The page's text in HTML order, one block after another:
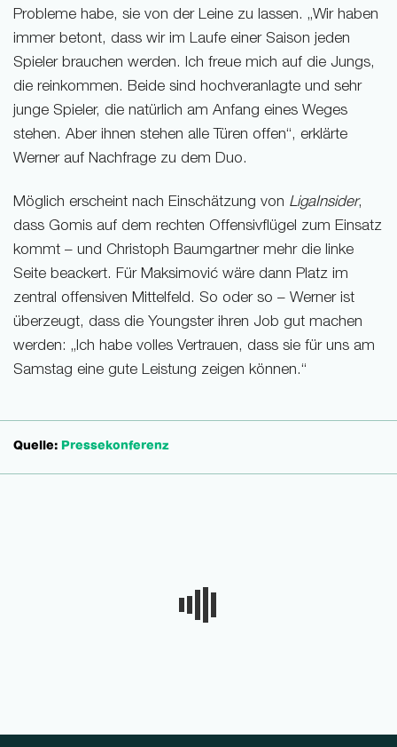
Probleme habe, sie von der Leine zu lassen. „Wir haben
immer betont, dass wir im Laufe einer Saison jeden
Spieler brauchen werden. Ich freue mich auf die Jungs,
die reinkommen. Beide sind hochveranlagte und sehr
junge Spieler, die natürlich am Anfang eines Weges
stehen. Aber ihnen stehen alle Türen offen“, erklärte
Werner auf Nachfrage zu dem Duo.
Möglich erscheint nach Einschätzung von LigaInsider,
dass Gomis auf dem rechten Offensivflügel zum Einsatz
kommt – und Christoph Baumgartner mehr die linke
Seite beackert. Für Maksimović wäre dann Platz im
zentral offensiven Mittelfeld. So oder so – Werner ist
überzeugt, dass die Youngster ihren Job gut machen
werden: „Ich habe volles Vertrauen, dass sie für uns am
Samstag eine gute Leistung zeigen können.“
Quelle: Pressekonferenz